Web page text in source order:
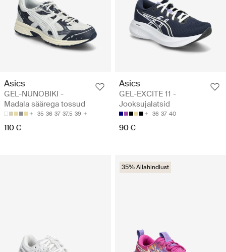
Asics
GEL-NUNOBIKI -
Madala säärega tossud
35 36 37 37.5 39
110 €
Asics
GEL-EXCITE 11 -
Jooksujalatsid
36 37 40
90 €
35% Allahindlust